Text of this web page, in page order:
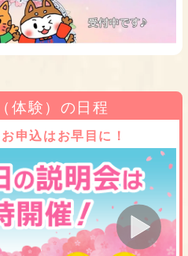
体験）の日程
申込はお早目に！